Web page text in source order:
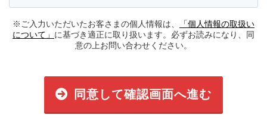
※ご入力いただいたお客さまの個人情報は、
「個人情報の取扱い
について」 に基づき適正に取り扱います。必ずお読みになり、同
意の上お問い合わせください。
同意して確認画面へ進む